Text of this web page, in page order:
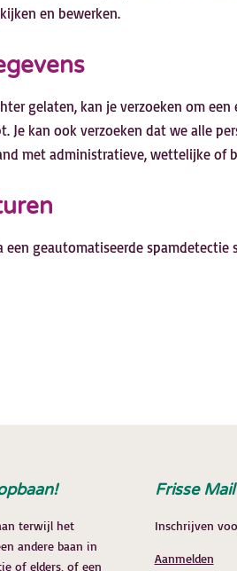
en bewerken.
gelaten, kan je verzoeken om
Je kan ook verzoeken dat we alle
met administratieve, wettelijke of
geautomatiseerde spamdetectie
terwijl het
andere baan in
of elders, of een
Frisse Mail
Inschrijven
Aanmelden